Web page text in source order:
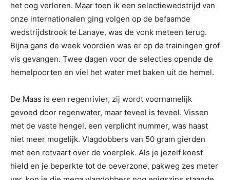
het oog verloren. Maar toen ik een selectiewedstrijd van
onze internationalen ging volgen op de befaamde
wedstrijdstrook te Lanaye, was de vonk meteen terug.
Bijna gans de week voordien was er op de trainingen grof
vis gevangen. Twee dagen voor de selecties opende de
hemelpoorten en viel het water met baken uit de hemel.
De Maas is een regenrivier, zij wordt voornamelijk
gevoed door regenwater, maar teveel is teveel. Vissen
met de vaste hengel, een verplicht nummer, was haast
niet meer mogelijk. Vlagdobbers van 50 gram gierden
met een rotvaart over de voerplek. Als je jezelf koest
hield en je beperkte tot de oeverzone, pakweg zes meter